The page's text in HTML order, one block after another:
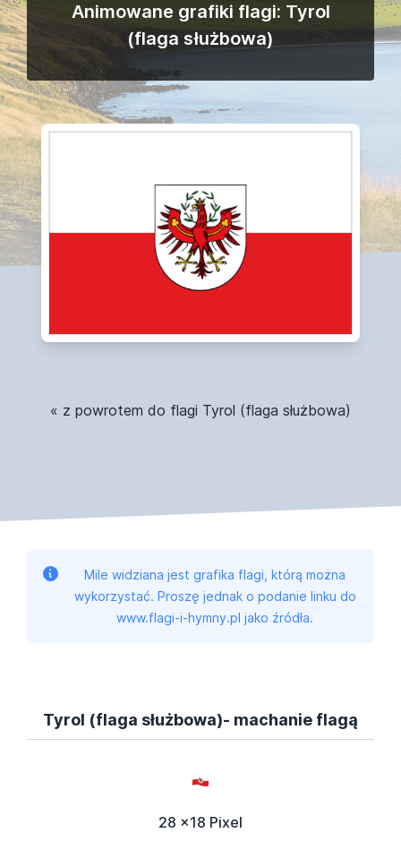
Animowane grafiki flagi: Tyrol
(flaga służbowa)
« z powrotem do flagi Tyrol (flaga służbowa)
Mile widziana jest grafika flagi, którą można
wykorzystać. Proszę jednak o podanie linku do
www.flagi-i-hymny.pl jako źródła.
Tyrol (flaga służbowa)- machanie flagą
28 x18 Pixel